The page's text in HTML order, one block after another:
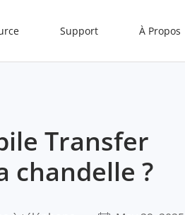
Support À Propos
Transfer
chandelle ?